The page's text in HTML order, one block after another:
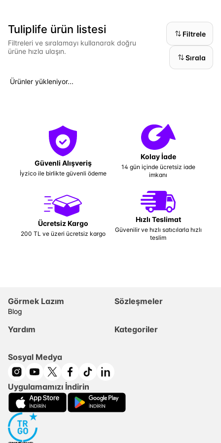
Tuliplife ürün listesi
Filtreleri ve sıralamayı kullanarak doğru
ürüne hızla ulaşın.
Filtrele
Sırala
Ürünler yükleniyor...
Güvenli Alışveriş
İyzico ile birlikte güvenli ödeme
Kolay İade
14 gün içinde ücretsiz iade
imkanı
Ücretsiz Kargo
200 TL ve üzeri ücretsiz kargo
Hızlı Teslimat
Güvenilir ve hızlı satıcılarla hızlı
teslim
Görmek Lazım
Blog
Sözleşmeler
Yardım Kategoriler
Sosyal Medya
Uygulamamızı İndirin